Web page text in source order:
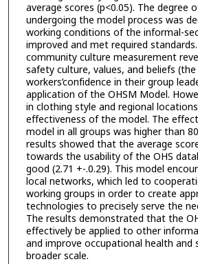
average scores (p<0.05). The degree
undergoing the model process was
working conditions of the informal-
improved and met required
community culture measurement
safety culture, values, and beliefs (the
workers’confidence in their group
application of the OHSM Model.
in clothing style and regional
effectiveness of the model. The
model in all groups was higher than
results showed that the average
towards the usability of the OHS
good (2.71 +-.0.29). This model
local networks, which led to
working groups in order to create
technologies to precisely serve the
The results demonstrated that the
effectively be applied to other
and improve occupational health and
broader scale.